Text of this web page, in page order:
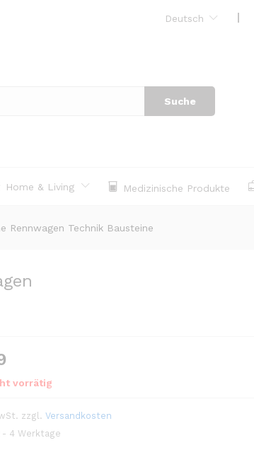
Deutsch
Suche
Home & Living Medizinische Produkte
Rennwagen Technik Bausteine
vorrätig
zzgl.Versandkosten
- 4 Werktage